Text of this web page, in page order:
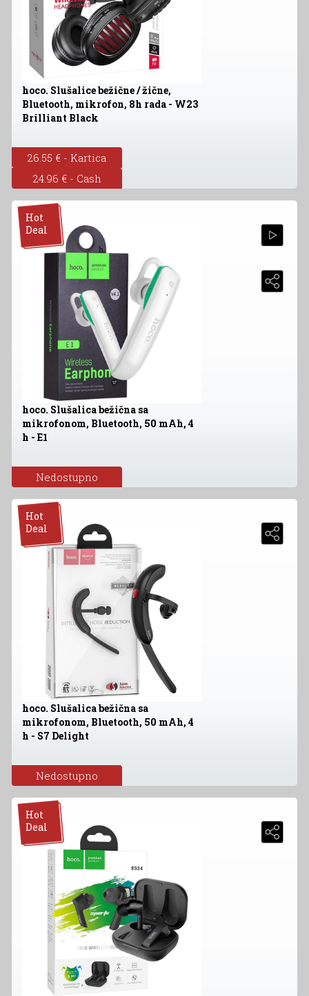
hoco. Slušalice bežične / žične,
Bluetooth, mikrofon, 8h rada - W23
Brilliant Black
26.55 € - Kartica
24.96 € - Cash
Hot
Deal
hoco. Slušalica bežična sa
mikrofonom, Bluetooth, 50 mAh, 4
h - E1
Nedostupno
Hot
Deal
hoco. Slušalica bežična sa
mikrofonom, Bluetooth, 50 mAh, 4
h - S7 Delight
Nedostupno
Hot
Deal